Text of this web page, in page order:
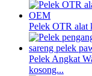
Pelek OTR alat
Pelek Angkat
kosong...